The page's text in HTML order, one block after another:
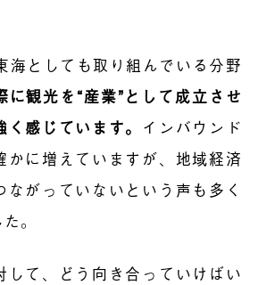
海としても取り組んでいる分野
に観光を“産業”として成立させ
く感じています。 インバウンド
かに増えていますが、地域経済
ながっていないという声も多く
。
して、どう向き合っていけばい